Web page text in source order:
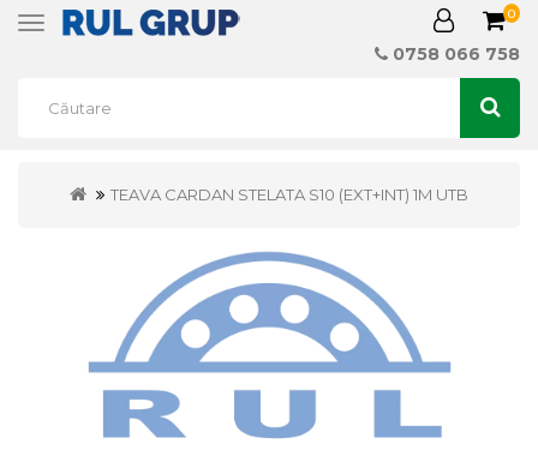
Toggle
0
0758 066 758
TEAVA CARDAN STELATA S10 (EXT+INT) 1M UTB